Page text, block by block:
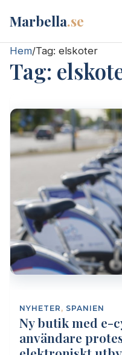
Marbella.se
Hem/Tag: elskoter
Tag:
NYHETER , SPANIEN
Ny butik med e-
användare